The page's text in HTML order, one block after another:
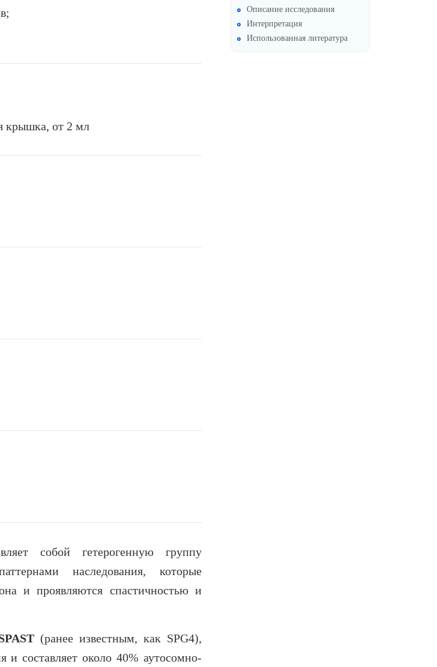
Описание исследования
Интерпретация
Использованная литература
крышка, от 2 мл
собой гетерогенную группу
наследования, которые
и проявляются спастичностью и
(ранее известным, как SPG4),
и составляет около 40% аутосомно-